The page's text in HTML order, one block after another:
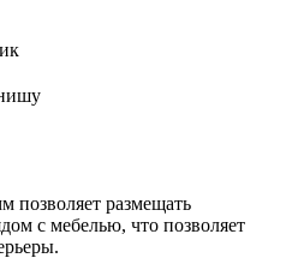
позволяет размещать
с мебелью, что позволяет